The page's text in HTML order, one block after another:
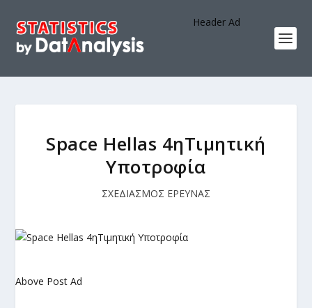
Header Ad
Space Hellas 4ηΤιμητική
Υποτροφία
ΣΧΕΔΙΑΣΜΟΣ ΕΡΕΥΝΑΣ
Above Post Ad